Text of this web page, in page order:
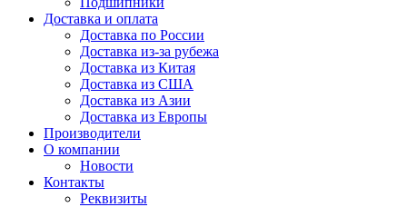
Доставка и оплата
Доставка по России
Доставка из-за рубежа
Доставка из Китая
Доставка из США
Доставка из Азии
Доставка из Европы
Производители
О компании
Новости
Контакты
Реквизиты